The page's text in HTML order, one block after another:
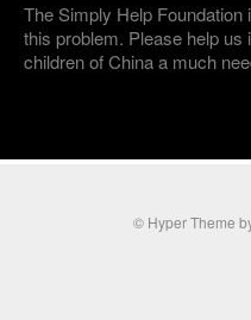
The Simply Help
this problem. Please help us
children of China a much
© Hyper Theme